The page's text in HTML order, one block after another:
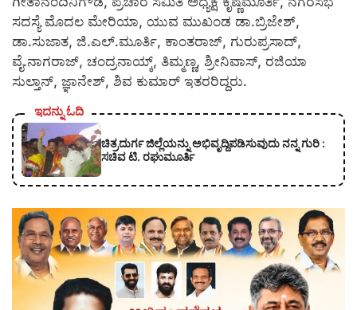
ಸದಸ್ಯೆ ಮೊದಲ ಮೇರಿಯಾ, ಯುವ ಮುಖಂಡ ಡಾ.ಬ್ರಿಜೇಶ್,
ಡಾ.ಸುಜಾತ, ಜಿ.ಎಲ್.ಮೂರ್ತಿ, ಕಾಂತರಾಜ್, ಗುರುಪ್ರಸಾದ್,
ವೈ.ನಾಗರಾಜ್, ಚಂದ್ರನಾಯ್ಕ್, ತಿಮ್ಮಣ್ಣ, ಶ್ರೀನಿವಾಸ್, ರಜಿಯಾ
ಸುಲ್ತಾನ್, ಜ್ಞಾನೇಶ್, ಶಿವ ಕುಮಾರ್ ಇತರರಿದ್ದರು.
ಇದನ್ನು ಓದಿ
ಚಿತ್ರದುರ್ಗ ಜಿಲ್ಲೆಯನ್ನು ಅಭಿವೃದ್ದಿಪಡಿಸುವುದು ನನ್ನ ಗುರಿ :
ಸಚಿವ ಟಿ. ರಘುಮೂರ್ತಿ